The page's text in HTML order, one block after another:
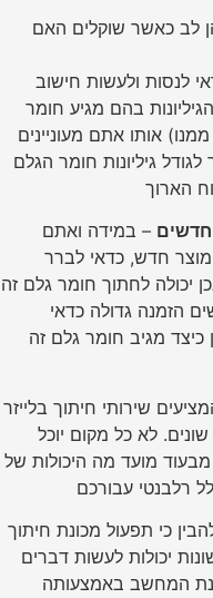
לב כאשר שוקלים האם
לנסות ולעשות חישוב
בהם מגיע חומר
אותו אתם מעוניינים
גיליונות חומר הגלם
הארוך
חדשים – במידה ואתם
מוצר חדש, כדאי לברר
יכולה לחתוך חומר גלם זה
הזמנה גדולה כדאי
מגיב חומר גלם זה
שירותי חיתוך בלייזר
לא כל מקום יוכל
מועד מה היכולות של
רלבנטי עבורכם
כי תפעול מכונת חיתוך
יכולות לעשות דברים
המחשב באמצעותה